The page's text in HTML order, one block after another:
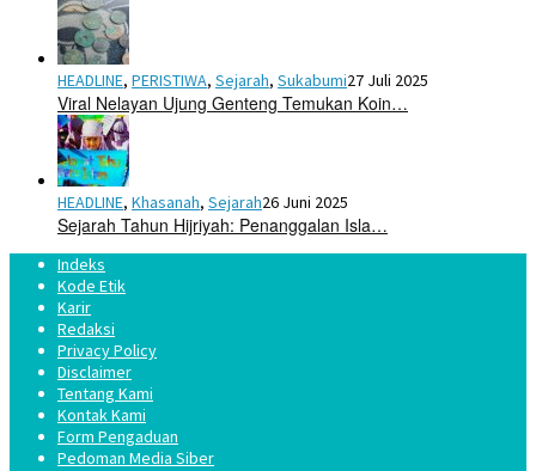
HEADLINE, PERISTIWA, Sejarah, Sukabumi27 Juli 2025
Viral Nelayan Ujung Genteng Temukan Koin…
HEADLINE, Khasanah, Sejarah26 Juni 2025
Sejarah Tahun Hijriyah: Penanggalan Isla…
Indeks
Kode Etik
Karir
Redaksi
Privacy Policy
Disclaimer
Tentang Kami
Kontak Kami
Form Pengaduan
Pedoman Media Siber